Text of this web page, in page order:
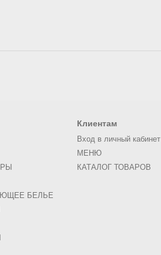
БЕЛЬЕ
Клиентам
Вход в личный кабинет
МЕНЮ
КАТАЛОГ ТОВАРОВ